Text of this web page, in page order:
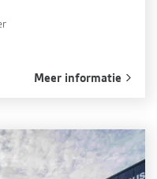
Meer informatie